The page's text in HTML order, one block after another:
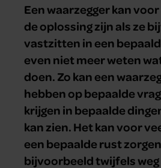
Een waarzegger kan
de oplossing zijn als ze
vastzitten in een
even niet meer weten
doen. Zo kan een
hebben op bepaalde
krijgen in bepaalde
kan zien. Het kan voor
een bepaalde rust
bijvoorbeeld twijfels